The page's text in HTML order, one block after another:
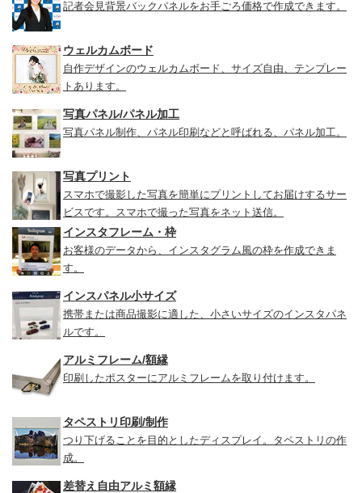
記者会見背景バックパネルをお手ごろ価格で作成できます。
ウェルカムボード
自作デザインのウェルカムボード、サイズ自由、テンプレー
トあります。
写真パネル/パネル加工
写真パネル制作、パネル印刷などと呼ばれる、パネル加工。
写真プリント
スマホで撮影した写真を簡単にプリントしてお届けするサー
ビスです。スマホで撮った写真をネット送信。
インスタフレーム・枠
お客様のデータから、インスタグラム風の枠を作成できま
す。
インスパネル小サイズ
携帯または商品撮影に適した、小さいサイズのインスタパネ
ルです。
アルミフレーム/額縁
印刷したポスターにアルミフレームを取り付けます。
タペストリ印刷/制作
つり下げることを目的としたディスプレイ。タペストリの作
成。
差替え自由アルミ額縁